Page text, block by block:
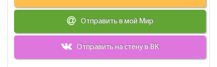
Отправить в мой Мир
Отправить на стену в ВК